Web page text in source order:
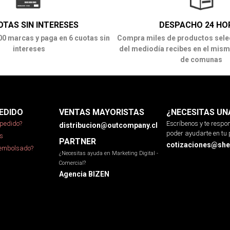
SIN INTERESES
marcas y paga en 6 cuotas sin
intereses
DESPACHO 24
Compra miles de productos
del mediodía recibes en el
de comunas
VENTAS MAYORISTAS
distribucion@outcompany.cl
PARTNER
¿Necesitas ayuda en Marketing Digital -
Comercial?
Agencia BIZEN
¿NECESITAS
Escríbenos y te
poder ayudarte en tu